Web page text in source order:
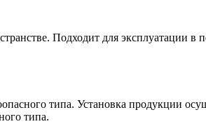
Подходит для эксплуатации
типа. Установка продукции
типа.